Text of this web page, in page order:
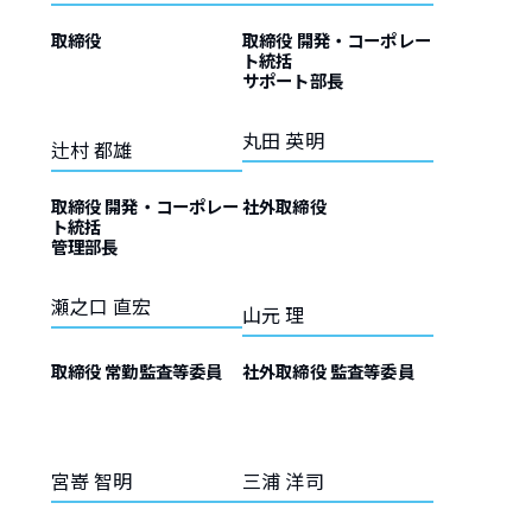
取締役
辻村 都雄
取締役 開発・コーポレー
ト統括
サポート部長
丸田 英明
取締役 開発・コーポレー
ト統括
管理部長
瀬之口 直宏
社外取締役
山元 理
取締役 常勤監査等委員
宮嵜 智明
社外取締役 監査等委員
三浦 洋司